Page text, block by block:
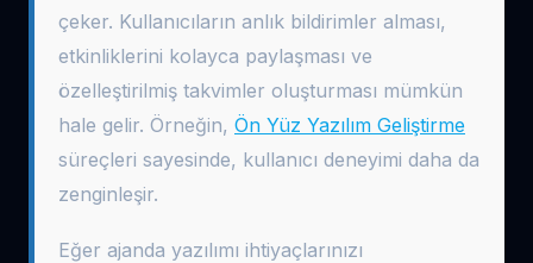
çeker. Kullanıcıların anlık bildirimler alması,
etkinliklerini kolayca paylaşması ve
özelleştirilmiş takvimler oluşturması mümkün
hale gelir. Örneğin, Ön Yüz Yazılım Geliştirme
süreçleri sayesinde, kullanıcı deneyimi daha da
zenginleşir.
Eğer ajanda yazılımı ihtiyaçlarınızı